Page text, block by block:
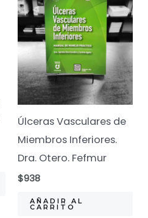
Úlceras Vasculares de
Miembros Inferiores.
Dra. Otero. Fefmur
$938
AÑADIR AL
CARRITO